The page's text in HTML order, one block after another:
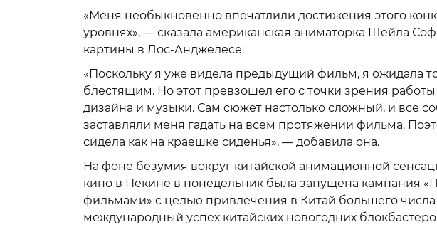
«Меня необыкновенно впечатлили достижения этого
уровнях», — сказала американская аниматорка Шейла
картины в Лос-Анджелесе.
«Поскольку я уже видела предыдущий фильм, я ожидала
блестящим. Но этот превзошел его с точки зрения
дизайна и музыки. Сам сюжет настолько сложный, и все
заставляли меня гадать на всем протяжении фильма.
сидела как на краешке сиденья», — добавила она.
На фоне безумия вокруг китайской анимационной
кино в Пекине в понедельник была запущена кампания
фильмами» с целью привлечения в Китай большего числа
международный успех китайских новогодних